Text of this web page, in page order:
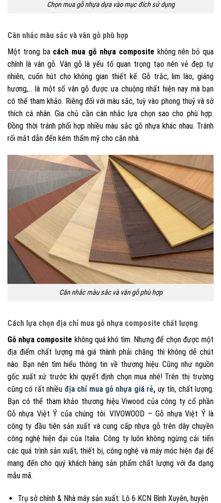
Chọn mua gỗ nhựa dựa vào mục đích sử dụng
Cân nhắc màu sắc và vân gỗ phù hợp
Một trong ba cách mua gỗ nhựa compositekhông nên bỏ qua
chính là vân gỗ. Vân gỗ là yếu tố quan trọng tạo nên vẻ đẹp tự
nhiên, cuốn hút cho không gian thiết kế. Gỗ trắc, lim lào, giáng
hương,… là một số vân gỗ được ưa chuộng nhất hiện nay mà bạn
có thể tham khảo. Riêng đối với màu sắc, tuỳ vào phong thuỷ và sở
thích cá nhân. Gia chủ cần cân nhắc lựa chọn sao cho phù hợp.
Đồng thời tránh phối hợp nhiều màu sắc gỗ nhựa khác nhau. Tránh
rối mắt dẫn đến kém thẩm mỹ cho căn nhà.
Cân nhắc màu sắc và vân gỗ phù hợp
Cách lựa chọn địa chỉ mua gỗ nhựa composite chất lượng
Gỗ nhựa composite không quá khó tìm. Nhưng để chọn được một
địa điểm chất lượng mà giá thành phải chăng thì không dễ chút
nào. Bạn nên tìm hiểu thông tin về thương hiệu. Cũng như nguồn
gốc xuất xứ trước khi quyết định chọn mua nhé! Trên thị trường
cũng có rất nhiều địa chỉ mua gỗ nhựa giá rẻ, uy tín, chất lượng.
Bạn có thể tham khảo thương hiệu Viwood của công ty cổ phần
Gỗ nhựa Việt Ý của chúng tôi. VIVOWOOD – Gỗ nhựa Việt Ý là
công ty đầu tiên sản xuất và cung cấp nhựa gỗ trên dây chuyền
công nghệ hiện đại của Italia. Công ty luôn không ngừng cải tiến
các quá trình sản xuất, thiết bị, công nghệ và máy móc hiện đại để
mang đến cho quý khách hàng sản phẩm chất lượng với đa dạng
mẫu mã.
Trụ sở chính & Nhà máy sản xuất: Lô 6 KCN Bình Xuyên, huyện